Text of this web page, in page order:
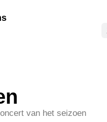
van het seizoen